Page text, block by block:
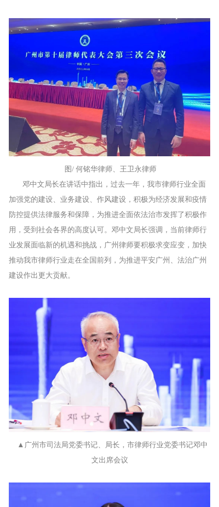
图/ 何铭华律师、王卫永律师
邓中文局长在讲话中指出，过去一年，我市律师行业全面
加强党的建设、业务建设、作风建设，积极为经济发展和疫情
防控提供法律服务和保障，为推进全面依法治市发挥了积极作
用，受到社会各界的高度认可。邓中文局长强调，当前律师行
业发展面临新的机遇和挑战，广州律师要积极求变应变，加快
推动我市律师行业走在全国前列，为推进平安广州、法治广州
建设作出更大贡献。
▲广州市司法局党委书记、局长，市律师行业党委书记邓中
文出席会议